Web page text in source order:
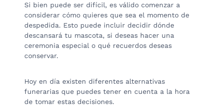
Si bien puede ser difícil, es válido comenzar a
considerar cómo quieres que sea el momento de
despedida. Esto puede incluir decidir dónde
descansará tu mascota, si deseas hacer una
ceremonia especial o qué recuerdos deseas
conservar.
Hoy en día existen diferentes alternativas
funerarias que puedes tener en cuenta a la hora
de tomar estas decisiones.